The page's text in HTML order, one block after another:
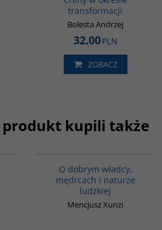
transformacji
Bolesta Andrzej
32.00PLN
ZOBACZ
kupili także
O dobrym władcy,
mędrcach i naturze
ludzkiej
Mencjusz Xunzi